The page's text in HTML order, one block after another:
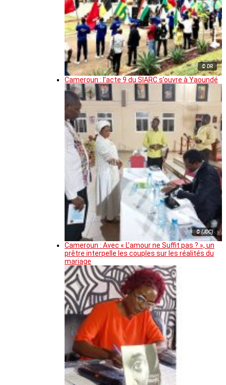
© DR
Cameroun : l’acte 9 du SIARC s’ouvre à Yaoundé
© (JDC)
Cameroun : Avec « L’amour ne Suffit pas ? », un
prêtre interpelle les couples sur les réalités du
mariage